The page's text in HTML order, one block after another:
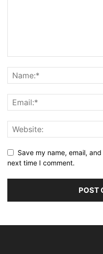
Save my name, email,
next time I comment.